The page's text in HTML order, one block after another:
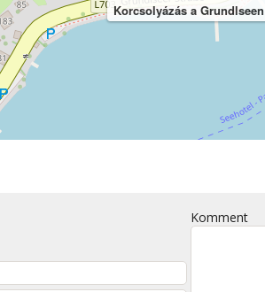
Korcsolyázás a Grundlseen
Komment